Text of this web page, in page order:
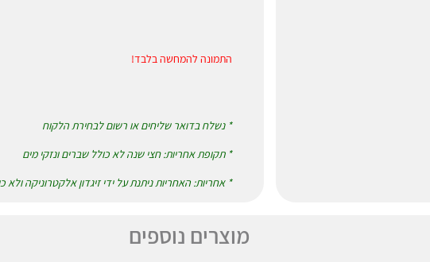
התמונה להמחשה בלבד!
* נשלח בדואר שליחים או רשום לבחירת הלקוח
* תקופת אחריות: חצי שנה לא כולל שברים ונזקי מים
* אחריות: האחריות ניתנת על ידי זיגדון אלקטרוניקה
מוצרים נוספים